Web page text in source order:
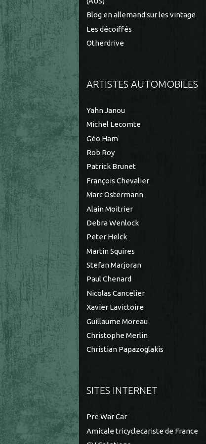
Blog en allemand sur les vintage
Les décoiffés
Otherdrive
ARTISTES AUTOMOBILES
Yahn Janou
Michel Lecomte
Géo Ham
Rob Roy
Patrick Brunet
François Chevalier
Marc Ostermann
Alain Moitrier
Debra Wenlock
Peter Helck
Martin Squires
Stefan Marjoran
Paul Chenard
Nicolas Cancelier
Xavier Lavictoire
Guillaume Moreau
Christophe Merlin
Christian Papazoglakis
SITES INTERNET
Pre War Car
Amicale tricyclecariste de France